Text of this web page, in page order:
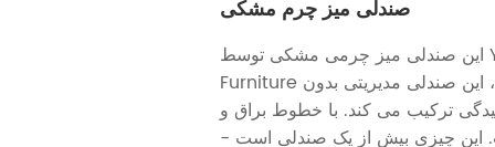
صندلی میز چرم مشکی
این صندلی میز چرمی مشکی توسط YOURWORK
Furniture طراحی شده است، این صندلی مدیریتی بدون
ترکیب می کند. با خطوط براق و
این چیزی بیش از یک صندلی است -